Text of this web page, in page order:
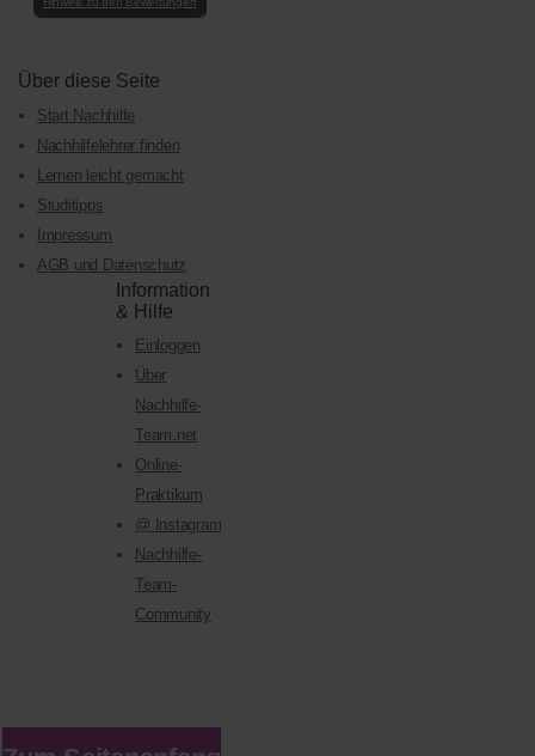
Über diese Seite
Start Nachhilfe
Nachhilfelehrer finden
Lernen leicht gemacht
Studitipps
Impressum
AGB und Datenschutz
Information
& Hilfe
Einloggen
Über
Nachhilfe-
Team.net
Online-
Praktikum
@ Instagram
Nachhilfe-
Team-
Community